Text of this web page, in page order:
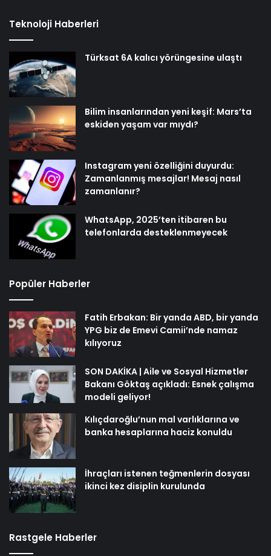
Teknoloji Haberleri
Türksat 6A kalıcı yörüngesine ulaştı
Bilim insanlarından yeni keşif: Mars’ta
eskiden yaşam var mıydı?
Instagram yeni özelliğini duyurdu:
Zamanlanmış mesajlar! Mesaj nasıl
zamanlanır?
WhatsApp, 2025’ten itibaren bu
telefonlarda desteklenmeyecek
Popüler Haberler
Fatih Erbakan: Bir yanda ABD, bir yanda
YPG biz de Emevi Camii’nde namaz
kılıyoruz
SON DAKİKA | Aile ve Sosyal Hizmetler
Bakanı Göktaş açıkladı: Esnek çalışma
modeli geliyor!
Kılıçdaroğlu’nun mal varlıklarına ve
banka hesaplarına haciz konuldu
İhraçları istenen teğmenlerin dosyası
ikinci kez disiplin kurulunda
Rastgele Haberler